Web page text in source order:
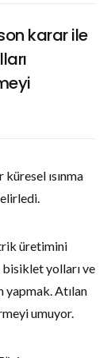
karar ile
ısınma
üretimini
yolları ve
yapmak. Atılan
umuyor.